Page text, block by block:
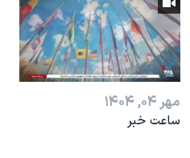
مهر ۰۴, ۱۴۰۴
ساعت خبر